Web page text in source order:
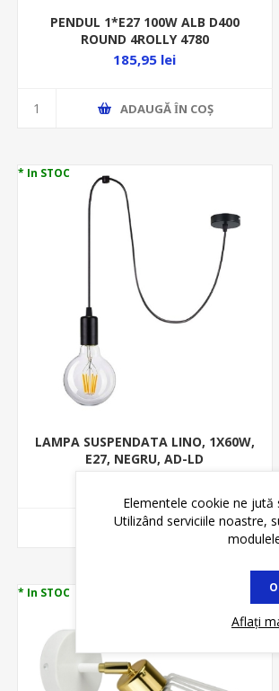
PENDUL 1*E27 100W ALB D400
ROUND 4ROLLY 4780
185,95 lei
ADAUGĂ ȊN COŞ
* In STOC
LAMPA SUSPENDATA LINO, 1X60W,
E27, NEGRU, AD-LD
* In STOC
Elementele cookie ne jută
Utilizând serviciile noastre,
Aflați